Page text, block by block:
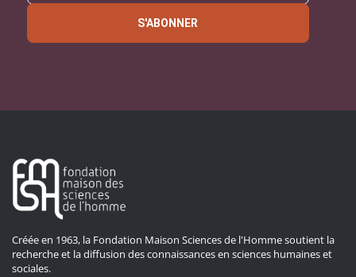
S'ABONNER
Créée en 1963, la Fondation Maison Sciences de l'Homme soutient la
recherche et la diffusion des connaissances en sciences humaines et
sociales.